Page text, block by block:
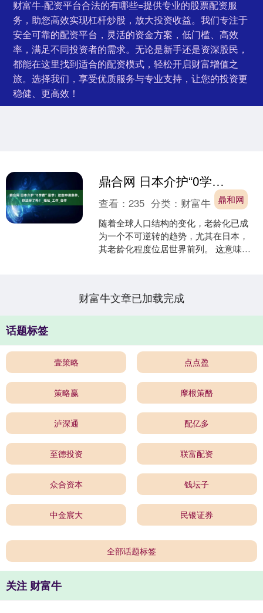
财富牛-配资平台合法的有哪些=提供专业的股票配资服
务，助您高效实现杠杆炒股，放大投资收益。我们专注于
安全可靠的配资平台，灵活的资金方案，低门槛、高效
率，满足不同投资者的需求。无论是新手还是资深股民，
都能在这里找到适合的配资模式，轻松开启财富增值之
旅。选择我们，享受优质服务与专业支持，让您的投资更
稳健、更高效！
鼎合网 日本介护“0学费”留学：这些申请条件，你达标了吗？_福祉_工作_合作
鼎和网
查看：235 分类： 财富牛
随着全球人口结构的变化，老龄化已成
为一个不可逆转的趋势，尤其在日本，
其老龄化程度位居世界前列。 这意味
财富牛文章已加载完成
话题标签
壹策略 点点盈
策略赢 摩根策酪
泸深通 配亿多
至德投资 联富配资
众合资本 钱坛子
中金宸大 民银证券
全部话题标签
关注 财富牛